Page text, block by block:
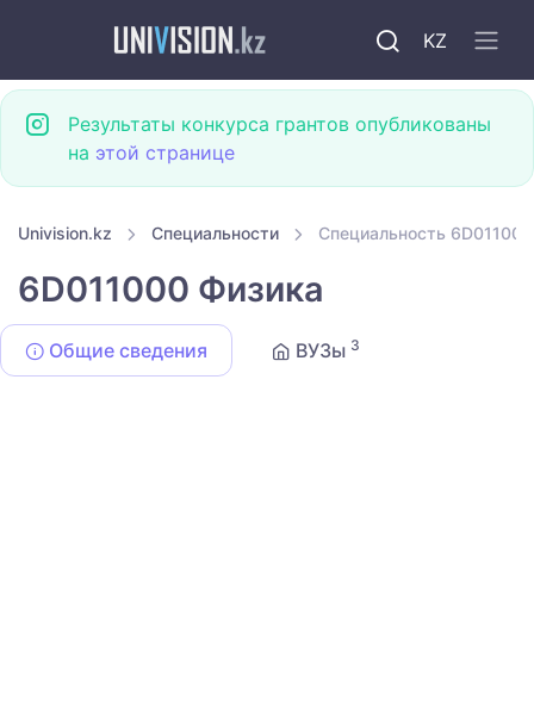
KZ
Результаты конкурса грантов опубликованы
на этой странице
Univision.kz Специальности Специальность
6D011000 Физика
Общие сведения ВУЗы 3